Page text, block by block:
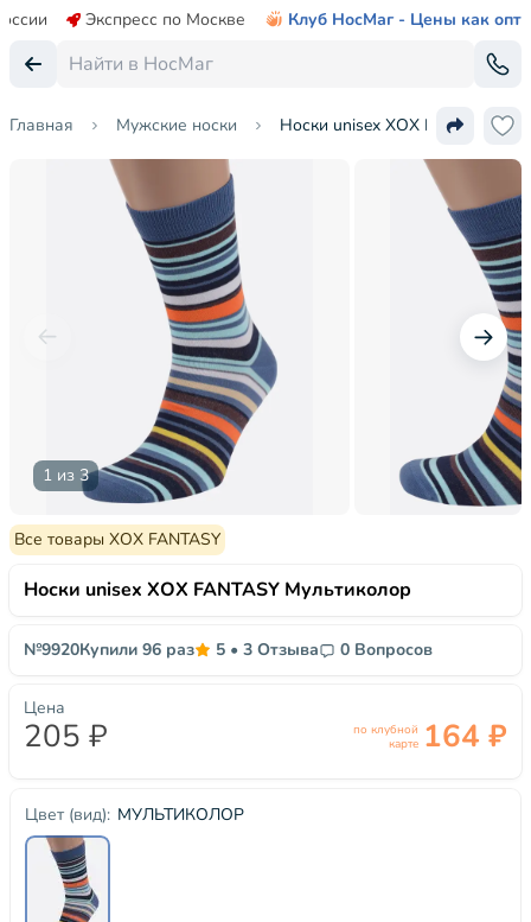
Экспресс по Москве Клуб НосМаг - Цены как опт
Главная Мужские носки Носки unisex ХОХ FANTASY
1 из 3
Все товары ХОХ FANTASY
Носки unisex ХОХ FANTASY Мультиколор
№9920Купили 96 раз 5 • 3 Отзыва 0 Вопросов
Цвет (вид): МУЛЬТИКОЛОР
Цена
205 ₽
по клубной
карте 164 ₽